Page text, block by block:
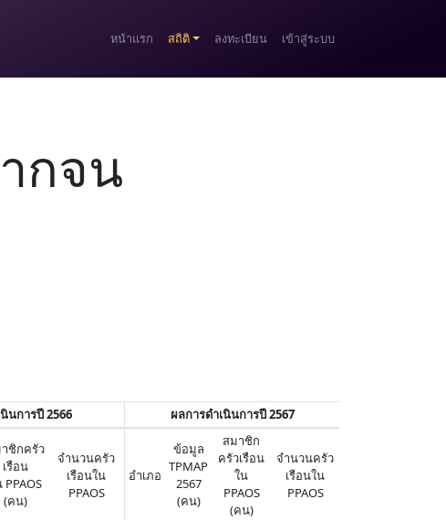
หน้าแรก สถิติ ลงทะเบียน เข้าสู่ระบบ
กจน
นการปี 2566 ผลการดำเนินการปี 2567
ชิกครัว
เรือน
PPAOS
(คน)
จำนวนครัว
เรือนใน
PPAOS
อำเภอ
ข้อมูล
TPMAP
2567
(คน)
สมาชิก
ครัวเรือน
ใน
PPAOS
(คน)
จำนวนครัว
เรือนใน
PPAOS